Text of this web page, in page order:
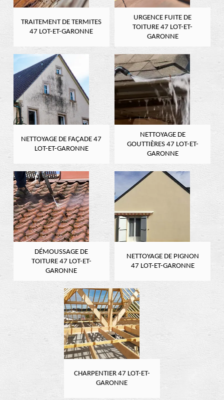
TRAITEMENT DE TERMITES
47 LOT-ET-GARONNE
URGENCE FUITE DE
TOITURE 47 LOT-ET-
GARONNE
NETTOYAGE DE FAÇADE 47
LOT-ET-GARONNE
NETTOYAGE DE
GOUTTIÈRES 47 LOT-ET-
GARONNE
DÉMOUSSAGE DE
TOITURE 47 LOT-ET-
GARONNE
NETTOYAGE DE PIGNON
47 LOT-ET-GARONNE
CHARPENTIER 47 LOT-ET-
GARONNE